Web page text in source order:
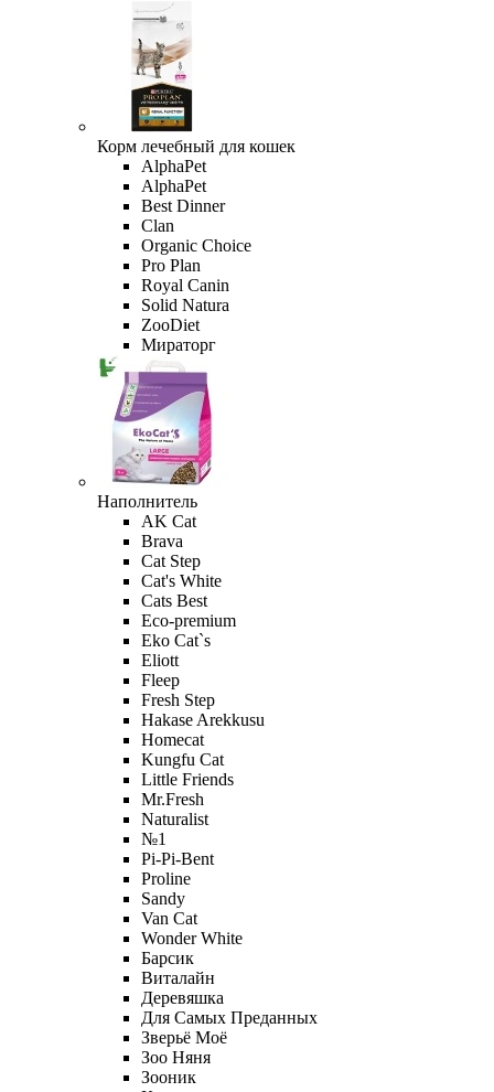
Корм лечебный для кошек
AlphaPet
AlphaPet
Best Dinner
Clan
Organic Сhoice
Pro Plan
Royal Canin
Solid Natura
ZooDiet
Мираторг
Наполнитель
AK Cat
Brava
Cat Step
Cat's White
Cats Best
Eco-premium
Eko Cat`s
Eliott
Fleep
Fresh Step
Hakase Arekkusu
Homecat
Kungfu Cat
Little Friends
Mr.Fresh
Naturalist
№1
Pi-Pi-Bent
Proline
Sandy
Van Cat
Wonder White
Барсик
Виталайн
Деревяшка
Для Самых Преданных
Зверьё Моё
Зоо Няня
Зооник